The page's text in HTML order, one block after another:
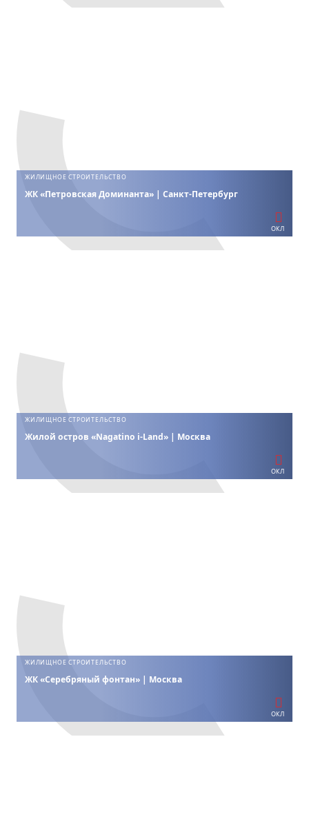
ЖИЛИЩНОЕ СТРОИТЕЛЬСТВО
ЖК «Петровская Доминанта» | Санкт-Петербург
ОКЛ
ЖИЛИЩНОЕ СТРОИТЕЛЬСТВО
Жилой остров «Nagatino i-Land» | Москва
ОКЛ
ЖИЛИЩНОЕ СТРОИТЕЛЬСТВО
ЖК «Серебряный фонтан» | Москва
ОКЛ